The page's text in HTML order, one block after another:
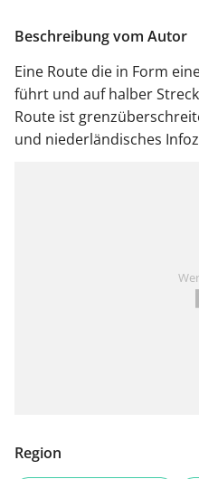
Beschreibung vom Autor
Eine Route die in Form
führt und auf halber
Route ist
und niederländisches
Region